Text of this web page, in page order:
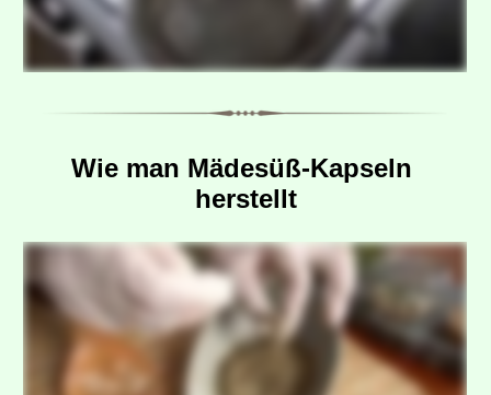
Wie man Mädesüß-Kapseln
herstellt